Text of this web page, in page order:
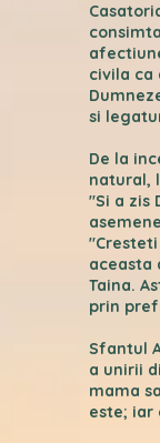
civila ca
si
De la
natural,
"Si a zis
aceasta
Taina.
prin
Sfantul
a unirii
mama
este; iar